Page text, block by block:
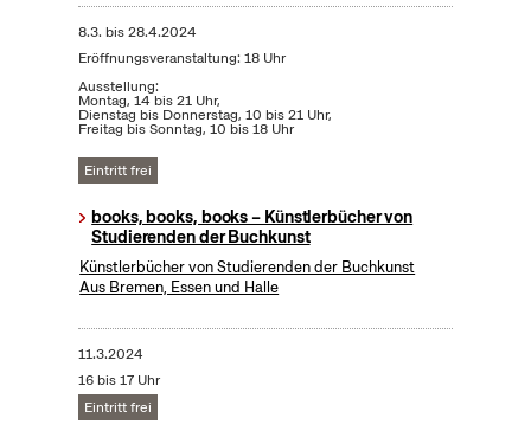
8.3. bis28.4.2024
Eröffnungsveranstaltung: 18 Uhr
Ausstellung:
Montag, 14 bis 21 Uhr,
Dienstag bis Donnerstag, 10 bis 21 Uhr,
Freitag bis Sonntag, 10 bis 18 Uhr
Eintritt frei
books, books, books – Künstlerbücher von
Studierenden der Buchkunst
Künstlerbücher von Studierenden der Buchkunst
Aus Bremen, Essen und Halle
11.3.2024
16 bis 17 Uhr
Eintritt frei